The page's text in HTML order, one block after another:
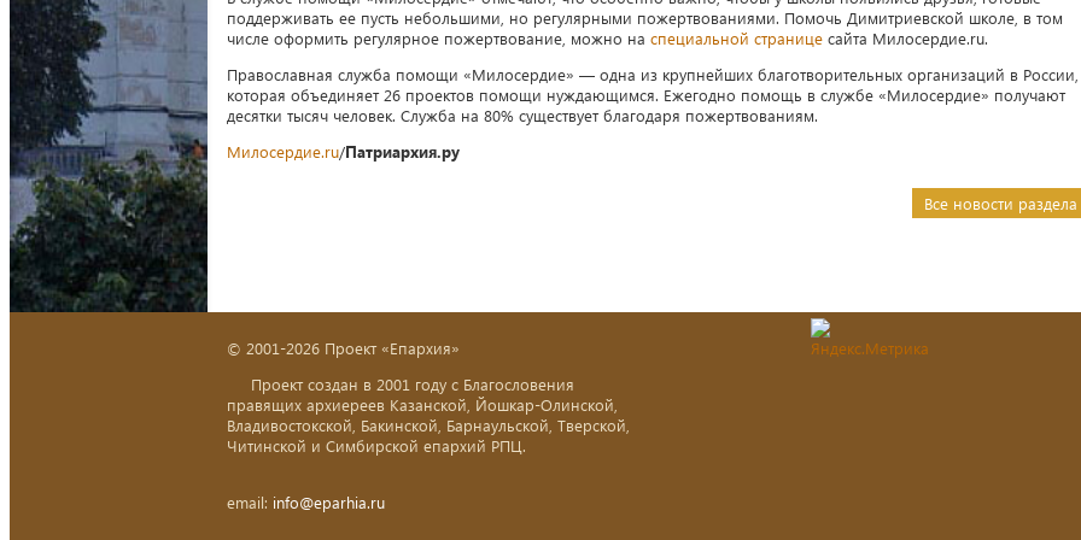
поддерживать ее пусть небольшими, но регулярными пожертвованиями. Помочь Димитриевской школе, в том
числе оформить регулярное пожертвование, можно на специальной странице сайта Милосердие.ru.
Православная служба помощи «Милосердие» — одна из крупнейших благотворительных организаций в России,
которая объединяет 26 проектов помощи нуждающимся. Ежегодно помощь в службе «Милосердие» получают
десятки тысяч человек. Служба на 80% существует благодаря пожертвованиям.
Милосердие.ru/Патриархия.рy
Все новости
© 2001-2026 Проект «Епархия»
Проект создан в 2001 году с Благословения
правящих архиереев Казанской, Йошкар-Олинской,
Владивостокской, Бакинской, Барнаульской, Тверской,
Читинской и Симбирской епархий РПЦ.
email: info@eparhia.ru